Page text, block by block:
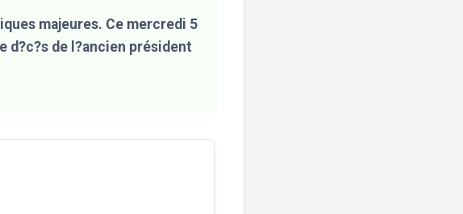
majeures. Ce mercredi 5
d?c?s de l?ancien président